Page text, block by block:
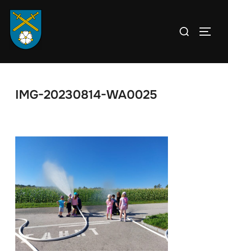
Inhalt
springen
Suchen
IMG-20230814-WA0025